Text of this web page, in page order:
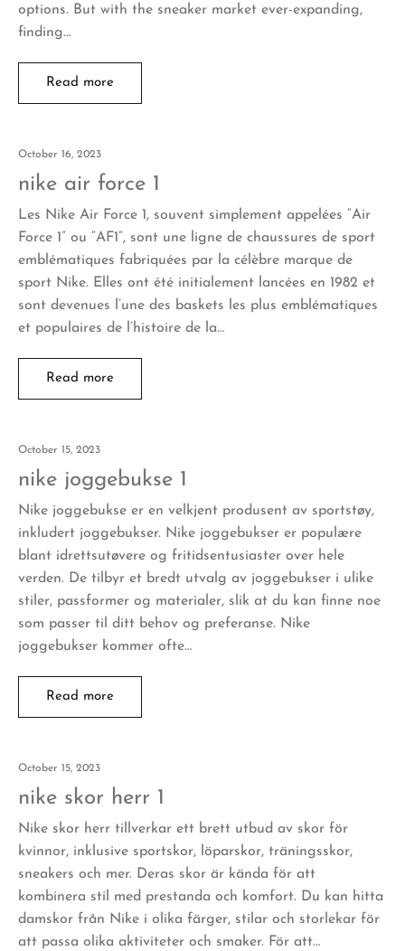
options. But with the sneaker market ever-expanding,
finding…
Read more
October 16, 2023
nike air force 1
Les Nike Air Force 1, souvent simplement appelées “Air
Force 1” ou “AF1”, sont une ligne de chaussures de sport
emblématiques fabriquées par la célèbre marque de
sport Nike. Elles ont été initialement lancées en 1982 et
sont devenues l’une des baskets les plus emblématiques
et populaires de l’histoire de la…
Read more
October 15, 2023
nike joggebukse 1
Nike joggebukse er en velkjent produsent av sportstøy,
inkludert joggebukser. Nike joggebukser er populære
blant idrettsutøvere og fritidsentusiaster over hele
verden. De tilbyr et bredt utvalg av joggebukser i ulike
stiler, passformer og materialer, slik at du kan finne noe
som passer til ditt behov og preferanse. Nike
joggebukser kommer ofte…
Read more
October 15, 2023
nike skor herr 1
Nike skor herr tillverkar ett brett utbud av skor för
kvinnor, inklusive sportskor, löparskor, träningsskor,
sneakers och mer. Deras skor är kända för att
kombinera stil med prestanda och komfort. Du kan hitta
damskor från Nike i olika färger, stilar och storlekar för
att passa olika aktiviteter och smaker. För att…